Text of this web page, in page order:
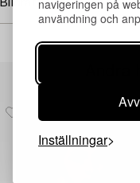
navigeringen på
användning och
Inställningar
Bildrättigheter